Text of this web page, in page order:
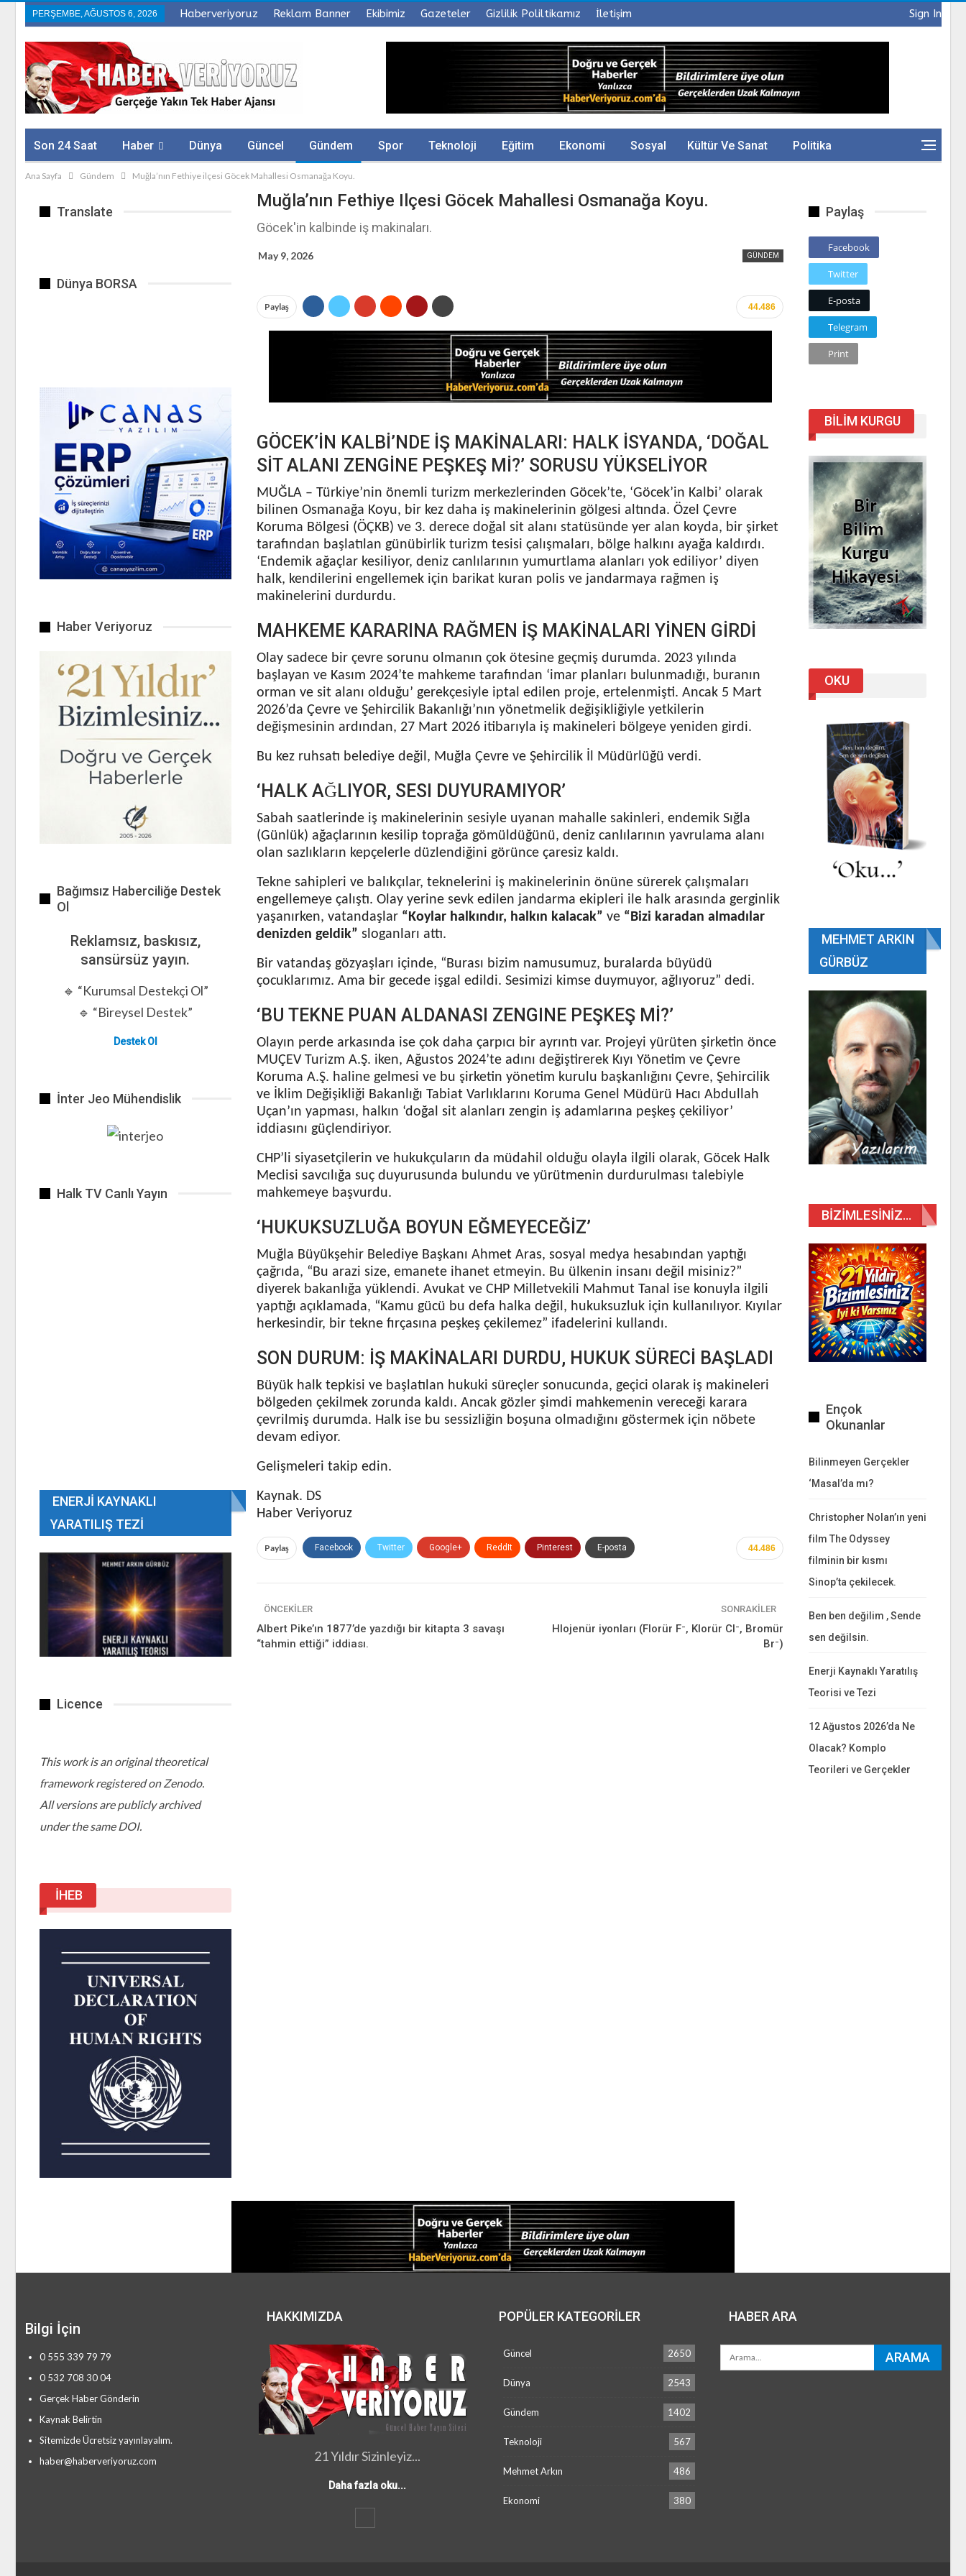
Sign In
PERŞEMBE, AĞUSTOS 6, 2026 Haberveriyoruz Reklam Banner Ekibimiz Gazeteler Gizlilik Poliltikamız İletişim
Son 24 Saat Haber Dünya Güncel Gündem Spor Teknoloji Eğitim Ekonomi Sosyal Kültür Ve Sanat Politika
Sağlık Firmalar
Ana Sayfa Gündem Muğla’nın Fethiye ilçesi Göcek Mahallesi Osmanağa Koyu.
Muğla’nın Fethiye Ilçesi Göcek Mahallesi Osmanağa Koyu.
Göcek'in kalbinde iş makinaları.
GÜNDEM
May 9, 2026
44.486
Paylaş
GÖCEK’İN KALBİ’NDE İŞ MAKİNALARI: HALK İSYANDA, ‘DOĞAL
SİT ALANI ZENGİNE PEŞKEŞ Mİ?’ SORUSU YÜKSELİYOR
MUĞLA – Türkiye’nin önemli turizm merkezlerinden Göcek’te, ‘Göcek’in Kalbi’ olarak
bilinen Osmanağa Koyu, bir kez daha iş makinelerinin gölgesi altında. Özel Çevre
Koruma Bölgesi (ÖÇKB) ve 3. derece doğal sit alanı statüsünde yer alan koyda, bir şirket
tarafından başlatılan günübirlik turizm tesisi çalışmaları, bölge halkını ayağa kaldırdı.
‘Endemik ağaçlar kesiliyor, deniz canlılarının yumurtlama alanları yok ediliyor’ diyen
halk, kendilerini engellemek için barikat kuran polis ve jandarmaya rağmen iş
makinelerini durdurdu.
MAHKEME KARARINA RAĞMEN İŞ MAKİNALARI YİNEN GİRDİ
Olay sadece bir çevre sorunu olmanın çok ötesine geçmiş durumda. 2023 yılında
başlayan ve Kasım 2024’te mahkeme tarafından ‘imar planları bulunmadığı, buranın
orman ve sit alanı olduğu’ gerekçesiyle iptal edilen proje, ertelenmişti. Ancak 5 Mart
2026’da Çevre ve Şehircilik Bakanlığı’nın yönetmelik değişikliğiyle yetkilerin
değişmesinin ardından, 27 Mart 2026 itibarıyla iş makineleri bölgeye yeniden girdi.
Bu kez ruhsatı belediye değil, Muğla Çevre ve Şehircilik İl Müdürlüğü verdi.
‘HALK AĞLIYOR, SESI DUYURAMIYOR’
Sabah saatlerinde iş makinelerinin sesiyle uyanan mahalle sakinleri, endemik Sığla
(Günlük) ağaçlarının kesilip toprağa gömüldüğünü, deniz canlılarının yavrulama alanı
olan sazlıkların kepçelerle düzlendiğini görünce çaresiz kaldı.
Tekne sahipleri ve balıkçılar, teknelerini iş makinelerinin önüne sürerek çalışmaları
engellemeye çalıştı. Olay yerine sevk edilen jandarma ekipleri ile halk arasında gerginlik
yaşanırken, vatandaşlar “Koylar halkındır, halkın kalacak” ve “Bizi karadan almadılar
denizden geldik” sloganları attı.
Bir vatandaş gözyaşları içinde, “Burası bizim namusumuz, buralarda büyüdü
çocuklarımız. Ama bir gecede işgal edildi. Sesimizi kimse duymuyor, ağlıyoruz” dedi.
‘BU TEKNE PUAN ALDANASI ZENGINE PEŞKEŞ Mİ?’
Olayın perde arkasında ise çok daha çarpıcı bir ayrıntı var. Projeyi yürüten şirketin önce
MUÇEV Turizm A.Ş. iken, Ağustos 2024’te adını değiştirerek Kıyı Yönetim ve Çevre
Koruma A.Ş. haline gelmesi ve bu şirketin yönetim kurulu başkanlığını Çevre, Şehircilik
ve İklim Değişikliği Bakanlığı Tabiat Varlıklarını Koruma Genel Müdürü Hacı Abdullah
Uçan’ın yapması, halkın ‘doğal sit alanları zengin iş adamlarına peşkeş çekiliyor’
iddiasını güçlendiriyor.
CHP’li siyasetçilerin ve hukukçuların da müdahil olduğu olayla ilgili olarak, Göcek Halk
Meclisi savcılığa suç duyurusunda bulundu ve yürütmenin durdurulması talebiyle
mahkemeye başvurdu.
‘HUKUKSUZLUĞA BOYUN EĞMEYECEĞİZ’
Muğla Büyükşehir Belediye Başkanı Ahmet Aras, sosyal medya hesabından yaptığı
çağrıda, “Bu arazi size, emanete ihanet etmeyin. Bu ülkenin insanı değil misiniz?”
diyerek bakanlığa yüklendi. Avukat ve CHP Milletvekili Mahmut Tanal ise konuyla ilgili
yaptığı açıklamada, “Kamu gücü bu defa halka değil, hukuksuzluk için kullanılıyor. Kıyılar
herkesindir, bir tekne fırçasına peşkeş çekilemez” ifadelerini kullandı.
SON DURUM: İŞ MAKİNALARI DURDU, HUKUK SÜRECİ BAŞLADI
Büyük halk tepkisi ve başlatılan hukuki süreçler sonucunda, geçici olarak iş makineleri
bölgeden çekilmek zorunda kaldı. Ancak gözler şimdi mahkemenin vereceği karara
çevrilmiş durumda. Halk ise bu sessizliğin boşuna olmadığını göstermek için nöbete
devam ediyor.
Gelişmeleri takip edin.
Kaynak. DS
Haber Veriyoruz
44.486
Paylaş Facebook Twitter Google+ ReddIt Pinterest E-posta
ÖNCEKILER
Albert Pike’ın 1877’de yazdığı bir kitapta 3 savaşı
“tahmin ettiği” iddiası.
SONRAKILER
Hlojenür iyonları (Florür F⁻, Klorür Cl⁻, Bromür
Br⁻)
Translate
Dünya BORSA
Haber Veriyoruz
Bağımsız Haberciliğe Destek
Ol
Reklamsız, baskısız,
sansürsüz yayın.
🔹 “Kurumsal Destekçi Ol”
🔹 “Bireysel Destek”
Destek Ol
İnter Jeo Mühendislik
Halk TV Canlı Yayın
ENERJI KAYNAKLI
YARATILIŞ TEZI
Licence
This work is an original theoretical
framework registered on Zenodo.
All versions are publicly archived
under the same DOI.
İHEB
Paylaş
Facebook
Twitter
E-posta
Telegram
Print
BILIM KURGU
OKU
MEHMET ARKIN
GÜRBÜZ
BIZIMLESINIZ…
Ençok
Okunanlar
Bilinmeyen Gerçekler
‘Masal’da mı?
Christopher Nolan’ın yeni
film The Odyssey
filminin bir kısmı
Sinop’ta çekilecek.
Ben ben değilim , Sende
sen değilsin.
Enerji Kaynaklı Yaratılış
Teorisi ve Tezi
12 Ağustos 2026’da Ne
Olacak? Komplo
Teorileri ve Gerçekler
Bilgi İçin
0 555 339 79 79
0 532 708 30 04
Gerçek Haber Gönderin
Kaynak Belirtin
Sitemizde Ücretsiz yayınlayalım.
haber@haberveriyoruz.com
HAKKIMIZDA
21 Yıldır Sizinleyiz...
Daha fazla oku...
POPÜLER KATEGORILER
Güncel 2650
Dünya 2543
Gündem 1402
Teknoloji 567
Mehmet Arkın 486
Ekonomi 380
HABER ARA